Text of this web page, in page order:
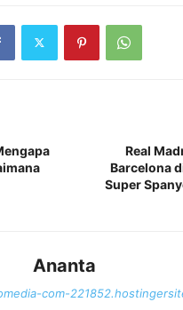
Real
Barcelona
Super
Ananta
com-